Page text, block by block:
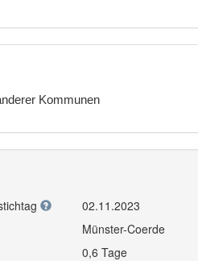
Kommunen
02.11.2023
Münster-Coerde
0,6 Tage